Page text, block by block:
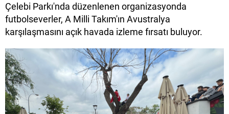
Çelebi Parkı'nda düzenlenen organizasyonda
futbolseverler, A Milli Takım'ın Avustralya
karşılaşmasını açık havada izleme fırsatı buluyor.